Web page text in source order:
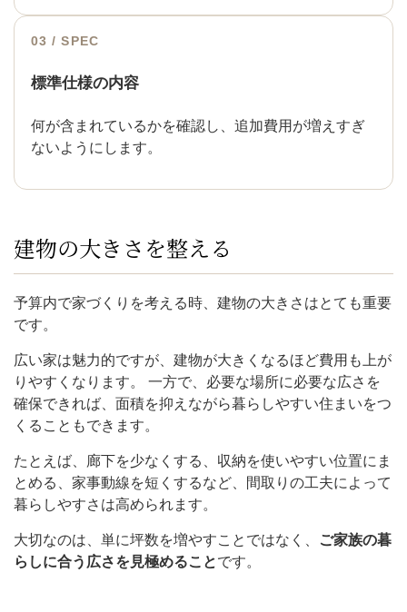
03 / SPEC
標準仕様の内容
何が含まれているかを確認し、追加費用が増えすぎ
ないようにします。
建物の大きさを整える
予算内で家づくりを考える時、建物の大きさはとても重要
です。
広い家は魅力的ですが、建物が大きくなるほど費用も上が
りやすくなります。 一方で、必要な場所に必要な広さを
確保できれば、面積を抑えながら暮らしやすい住まいをつ
くることもできます。
たとえば、廊下を少なくする、収納を使いやすい位置にま
とめる、家事動線を短くするなど、間取りの工夫によって
暮らしやすさは高められます。
大切なのは、単に坪数を増やすことではなく、
ご家族の暮
らしに合う広さを見極めることです。